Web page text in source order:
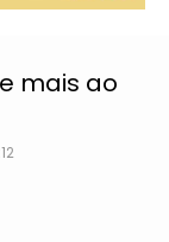
mais ao